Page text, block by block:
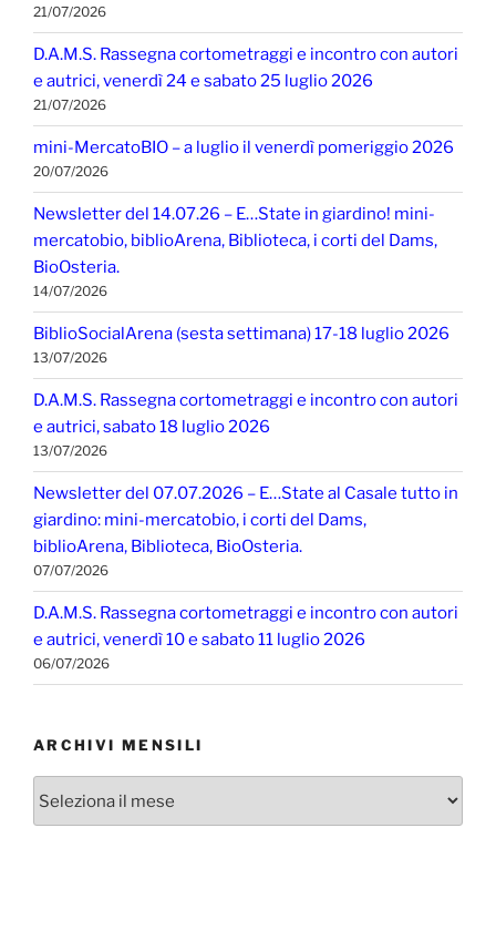
21/07/2026
D.A.M.S. Rassegna cortometraggi e incontro con autori
e autrici, venerdì 24 e sabato 25 luglio 2026
21/07/2026
mini-MercatoBIO – a luglio il venerdì pomeriggio 2026
20/07/2026
Newsletter del 14.07.26 – E…State in giardino! mini-
mercatobio, biblioArena, Biblioteca, i corti del Dams,
BioOsteria.
14/07/2026
BiblioSocialArena (sesta settimana) 17-18 luglio 2026
13/07/2026
D.A.M.S. Rassegna cortometraggi e incontro con autori
e autrici, sabato 18 luglio 2026
13/07/2026
Newsletter del 07.07.2026 – E…State al Casale tutto in
giardino: mini-mercatobio, i corti del Dams,
biblioArena, Biblioteca, BioOsteria.
07/07/2026
D.A.M.S. Rassegna cortometraggi e incontro con autori
e autrici, venerdì 10 e sabato 11 luglio 2026
06/07/2026
ARCHIVI MENSILI